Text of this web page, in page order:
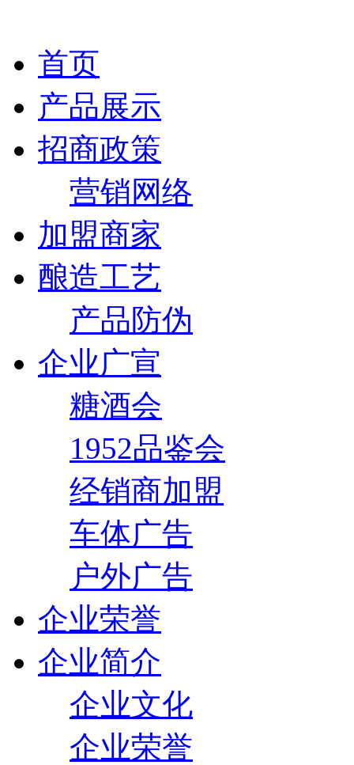
首页
产品展示
招商政策
营销网络
加盟商家
酿造工艺
产品防伪
企业广宣
糖酒会
1952品鉴会
经销商加盟
车体广告
户外广告
企业荣誉
企业简介
企业文化
企业荣誉